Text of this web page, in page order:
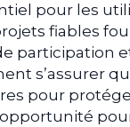
pour les
fiables
participation
s’assurer
pour